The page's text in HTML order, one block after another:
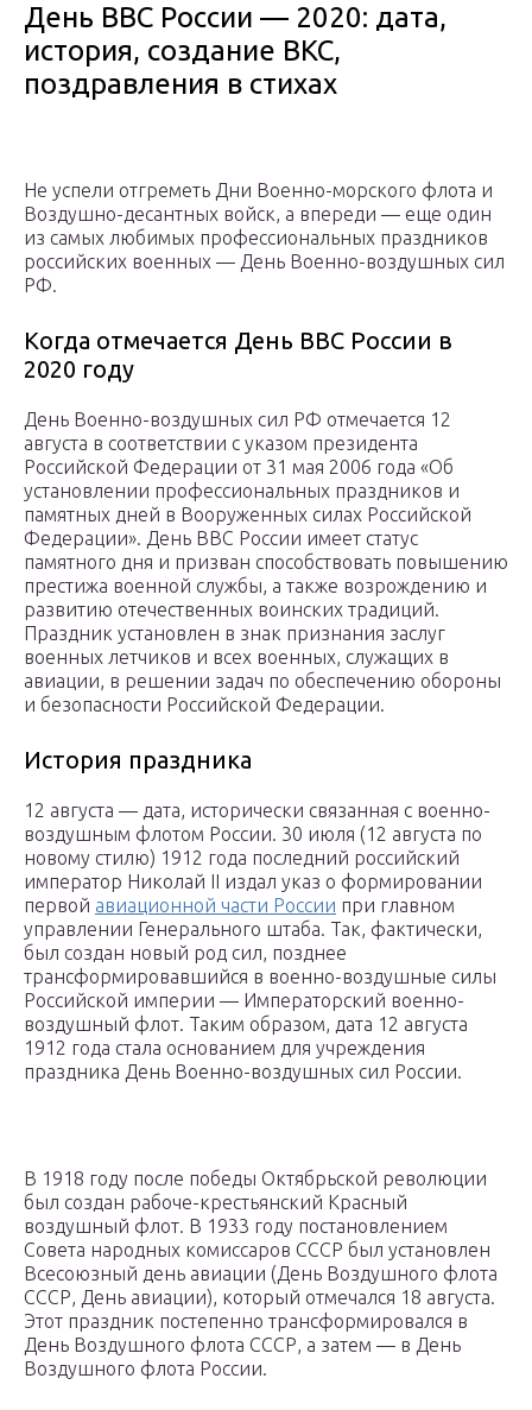
День ВВС России — 2020: дата,
история, создание ВКС,
поздравления в стихах
Не успели отгреметь Дни Военно-морского флота и
Воздушно-десантных войск, а впереди — еще один
из самых любимых профессиональных праздников
российских военных — День Военно-воздушных сил
РФ.
Когда отмечается День ВВС России в
2020 году
День Военно-воздушных сил РФ отмечается 12
августа в соответствии с указом президента
Российской Федерации от 31 мая 2006 года «Об
установлении профессиональных праздников и
памятных дней в Вооруженных силах Российской
Федерации». День ВВС России имеет статус
памятного дня и призван способствовать повышению
престижа военной службы, а также возрождению и
развитию отечественных воинских традиций.
Праздник установлен в знак признания заслуг
военных летчиков и всех военных, служащих в
авиации, в решении задач по обеспечению обороны
и безопасности Российской Федерации.
История праздника
12 августа — дата, исторически связанная с военно-
воздушным флотом России. 30 июля (12 августа по
новому стилю) 1912 года последний российский
император Николай II издал указ о формировании
первой авиационной части России при главном
управлении Генерального штаба. Так, фактически,
был создан новый род сил, позднее
трансформировавшийся в военно-воздушные силы
Российской империи — Императорский военно-
воздушный флот. Таким образом, дата 12 августа
1912 года стала основанием для учреждения
праздника День Военно-воздушных сил России.
В 1918 году после победы Октябрьской революции
был создан рабоче-крестьянский Красный
воздушный флот. В 1933 году постановлением
Совета народных комиссаров СССР был установлен
Всесоюзный день авиации (День Воздушного флота
СССР, День авиации), который отмечался 18 августа.
Этот праздник постепенно трансформировался в
День Воздушного флота СССР, а затем — в День
Воздушного флота России.